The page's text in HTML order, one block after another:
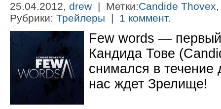
25.04.2012, drew | Метки:Candide Thovex
Рубрики: Трейлеры | 1 коммент.
Few words —
Кандида Тове
снимался в течение
нас ждет Зрелище!